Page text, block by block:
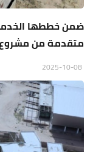
ضمن خططها
متقدمة من مشروع